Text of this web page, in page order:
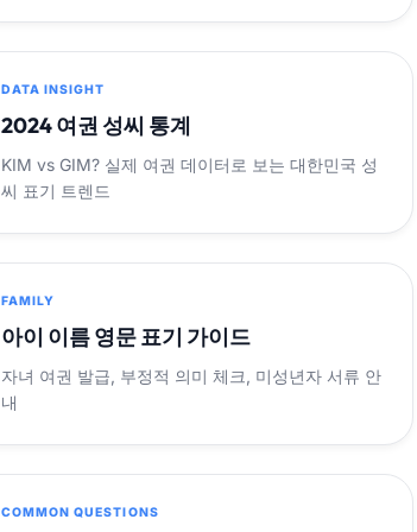
DATA INSIGHT
2024 여권 성씨 통계
KIM vs GIM? 실제 여권 데이터로 보는 대한민국 성
씨 표기 트렌드
FAMILY
아이 이름 영문 표기 가이드
자녀 여권 발급, 부정적 의미 체크, 미성년자 서류 안
내
COMMON QUESTIONS